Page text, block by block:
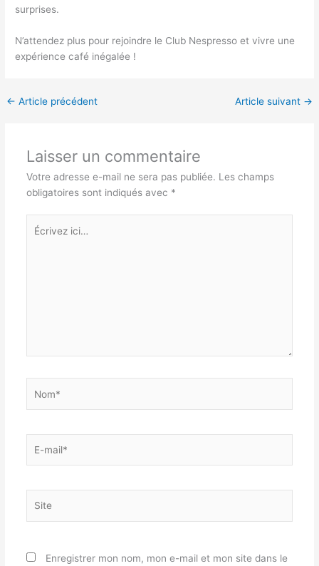
surprises.
N’attendez plus pour rejoindre le Club Nespresso et vivre une
expérience café inégalée !
← Article précédent Article suivant →
Laisser un commentaire
Votre adresse e-mail ne sera pas publiée. Les champs
obligatoires sont indiqués avec *
Écrivez
ici…
mail*
Enregistrer mon nom, mon e-mail et mon site dans le